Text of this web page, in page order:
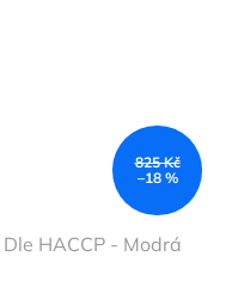
825 Kč
–18 %
HACCP - Modrá